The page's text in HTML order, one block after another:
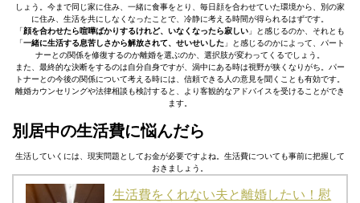
しょう。今まで同じ家に住み、一緒に食事をとり、毎日顔を合わせていた環境から、別の家
に住み、生活を共にしなくなったことで、冷静に考える時間が得られるはずです。
「顔を合わせたら喧嘩ばかりするけれど、いなくなったら寂しい 」と感じるのか、それとも
「一緒に生活する息苦しさから解放されて、せいせいした 」と感じるのかによって、パート
ナーとの関係を修復するのか離婚を選ぶのか、選択肢が変わってくるでしょう。
また、最終的な決断をするのは自分自身ですが、渦中にある時は視野が狭くなりがち。パー
トナーとの今後の関係について考える時には、信頼できる人の意見を聞くことも有効です。
離婚カウンセリングや法律相談も検討すると、より客観的なアドバイスを受けることができ
ます。
別居中の生活費に悩んだら
生活していくには、現実問題としてお金が必要ですよね。生活費についても事前に把握して
おきましょう。
生活費をくれない夫と離婚したい！慰